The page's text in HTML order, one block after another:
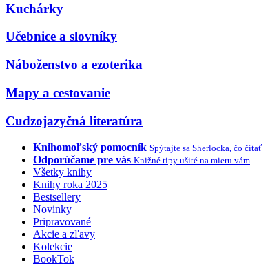
Kuchárky
Učebnice a slovníky
Náboženstvo a ezoterika
Mapy a cestovanie
Cudzojazyčná literatúra
Knihomoľský pomocník Spýtajte sa Sherlocka, čo čítať
Odporúčame pre vás Knižné tipy ušité na mieru vám
Všetky knihy
Knihy roka 2025
Bestsellery
Novinky
Pripravované
Akcie a zľavy
Kolekcie
BookTok